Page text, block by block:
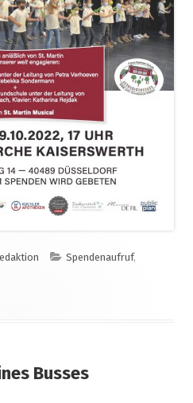
Kategorien
Spendenaufruf,
Busses